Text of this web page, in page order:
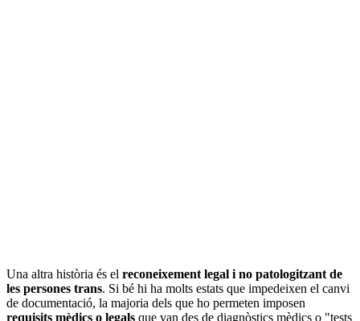
Una altra història és el reconeixement legal i no patologitzant de
les persones trans. Si bé hi ha molts estats que impedeixen el canvi
de documentació, la majoria dels que ho permeten imposen
requisits mèdics o legals que van des de diagnòstics mèdics o "tests